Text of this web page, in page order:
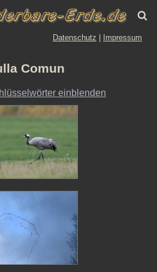
Datenschutz Impressum
Comun
einblenden